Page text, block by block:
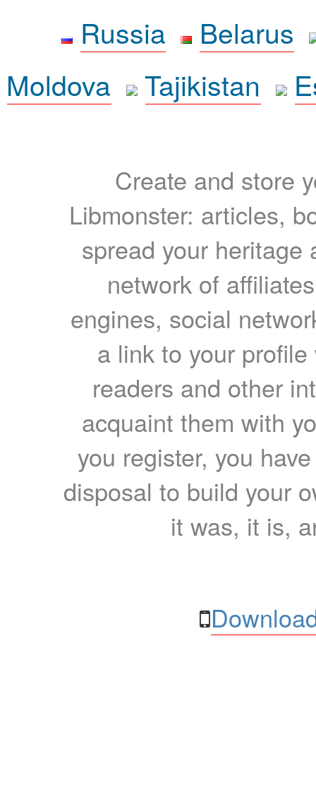
Russia
Belarus
Moldova
Tajikistan
Create and store
Libmonster: articles,
spread your heritage
network of
engines, social
a link to your
readers and other
acquaint them with
you register, you
disposal to build your
it was, it is,